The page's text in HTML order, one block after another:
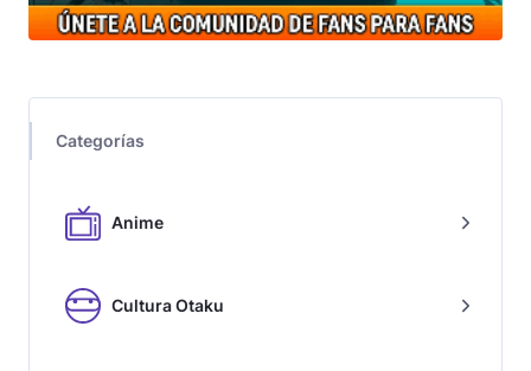
Categorías
Anime
Cultura Otaku